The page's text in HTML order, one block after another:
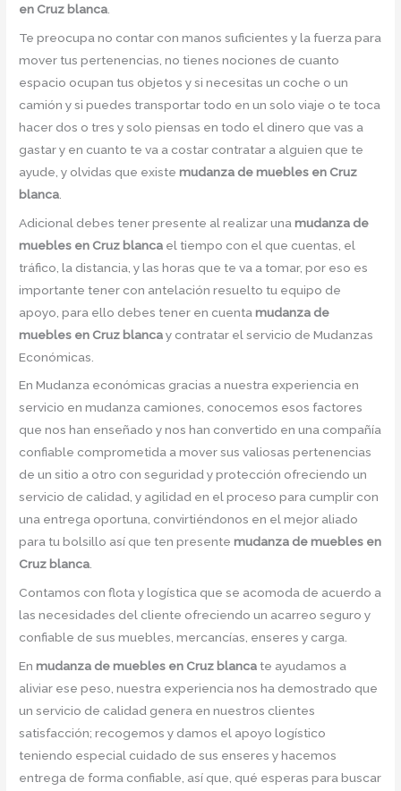
en Cruz blanca
Te preocupa no contar con manos suficientes y la fuerza para
mover tus pertenencias, no tienes nociones de cuanto
espacio ocupan tus objetos y si necesitas un coche o un
camión y si puedes transportar todo en un solo viaje o te toca
hacer dos o tres y solo piensas en todo el dinero que vas a
gastar y en cuanto te va a costar contratar a alguien que te
ayude, y olvidas que existemudanza de muebles en Cruz
blanca
Adicional debes tener presente al realizar unamudanza de
muebles en Cruz blanca el tiempo con el que cuentas, el
tráfico, la distancia, y las horas que te va a tomar, por eso es
importante tener con antelación resuelto tu equipo de
apoyo, para ello debes tener en cuentamudanza de
muebles en Cruz blancay contratar el servicio de Mudanzas
Económicas.
En Mudanza económicas gracias a nuestra experiencia en
servicio en mudanza camiones, conocemos esos factores
que nos han enseñado y nos han convertido en una compañía
confiable comprometida a mover sus valiosas pertenencias
de un sitio a otro con seguridad y protección ofreciendo un
servicio de calidad, y agilidad en el proceso para cumplir con
una entrega oportuna, convirtiéndonos en el mejor aliado
para tu bolsillo así que ten presentemudanza de muebles en
Cruz blanca.
Contamos con flota y logística que se acomoda de acuerdo a
las necesidades del cliente ofreciendo un acarreo seguro y
confiable de sus muebles, mercancías, enseres y carga.
Enmudanza de muebles en Cruz blanca te ayudamos a
aliviar ese peso, nuestra experiencia nos ha demostrado que
un servicio de calidad genera en nuestros clientes
satisfacción; recogemos y damos el apoyo logístico
teniendo especial cuidado de sus enseres y hacemos
entrega de forma confiable, así que, qué esperas para buscar